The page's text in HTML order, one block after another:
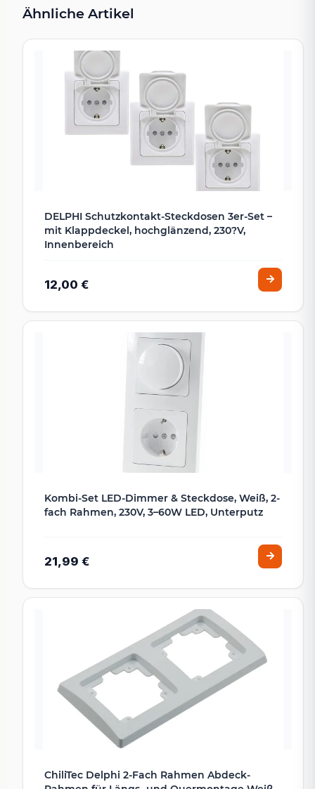
Ähnliche Artikel
DELPHI Schutzkontakt-Steckdosen 3er-Set –
mit Klappdeckel, hochglänzend, 230?V,
Innenbereich
12,00 €
Kombi-Set LED-Dimmer & Steckdose, Weiß, 2-
fach Rahmen, 230V, 3–60W LED, Unterputz
21,99 €
ChiliTec Delphi 2-Fach Rahmen Abdeck-